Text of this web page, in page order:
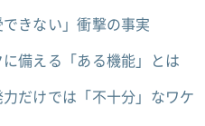
きない」衝撃の事実
備える「ある機能」とは
だけでは「不十分」なワケ